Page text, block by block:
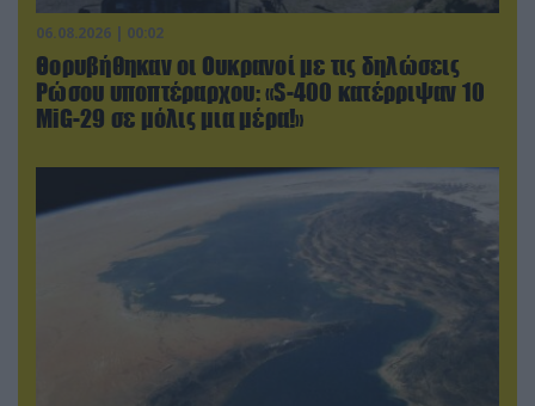
06.08.2026 | 00:02
Θορυβήθηκαν οι Ουκρανοί με τις δηλώσεις
Ρώσου υποπτέραρχου: «S-400 κατέρριψαν 10
MiG-29 σε μόλις μια μέρα!»